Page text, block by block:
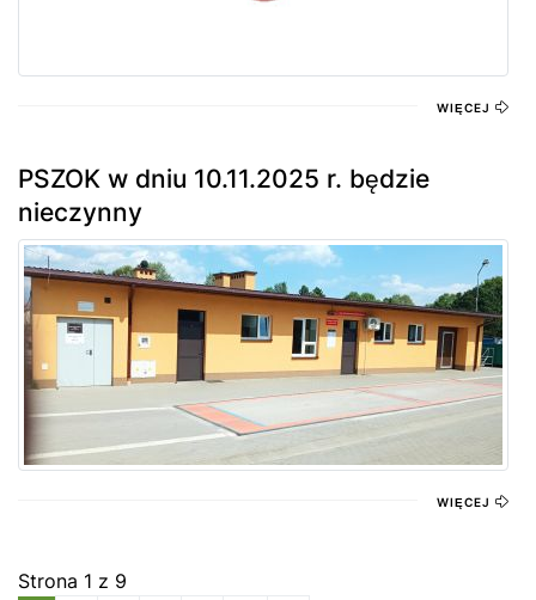
WIĘCEJ
PSZOK w dniu 10.11.2025 r. będzie
nieczynny
WIĘCEJ
Strona 1 z 9